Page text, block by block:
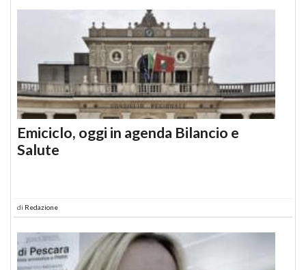
Emiciclo, oggi in agenda Bilancio e
Salute
di Redazione